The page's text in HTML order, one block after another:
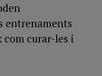
entrenaments
com curar-les i